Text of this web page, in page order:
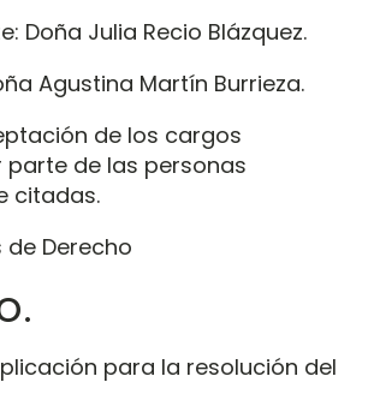
Doña Julia Recio Blázquez.
Agustina Martín Burrieza.
de los cargos
de las personas
citadas.
Derecho
para la resolución del